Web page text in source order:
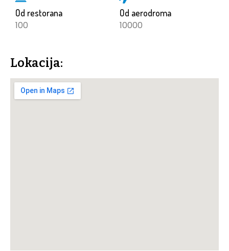
Od restorana
100
Od aerodroma
10000
Lokacija: